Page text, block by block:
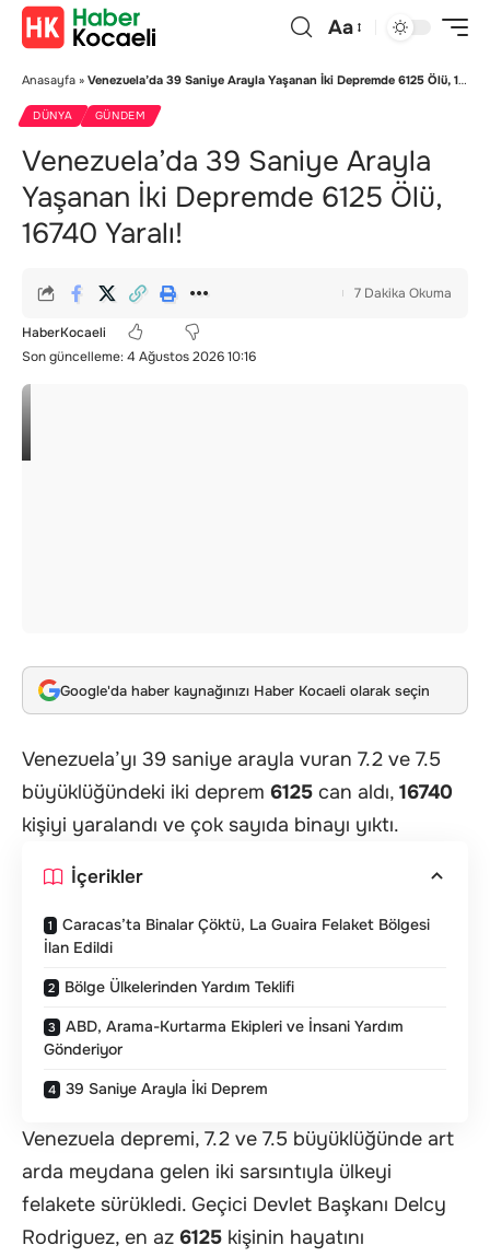
Aa
Anasayfa » Venezuela’da 39 Saniye Arayla Yaşanan İki Depremde 6125 Ölü, 16740 Yaralı!
DÜNYA GÜNDEM
Venezuela’da 39 Saniye Arayla
Yaşanan İki Depremde 6125 Ölü,
16740 Yaralı!
Son güncelleme: 4 Ağustos 2026 10:16
HaberKocaeli
7 Dakika Okuma
Google'da haber kaynağınızı Haber Kocaeli olarak seçin
Venezuela’yı 39 saniye arayla vuran 7.2 ve 7.5
büyüklüğündeki iki deprem 6125 can aldı, 16740
kişiyi yaralandı ve çok sayıda binayı yıktı.
İçerikler
Caracas’ta Binalar Çöktü, La Guaira Felaket Bölgesi
İlan Edildi
Bölge Ülkelerinden Yardım Teklifi
ABD, Arama-Kurtarma Ekipleri ve İnsani Yardım
Gönderiyor
39 Saniye Arayla İki Deprem
Venezuela depremi, 7.2 ve 7.5 büyüklüğünde art
arda meydana gelen iki sarsıntıyla ülkeyi
felakete sürükledi. Geçici Devlet Başkanı Delcy
Rodriguez, en az 6125 kişinin hayatını